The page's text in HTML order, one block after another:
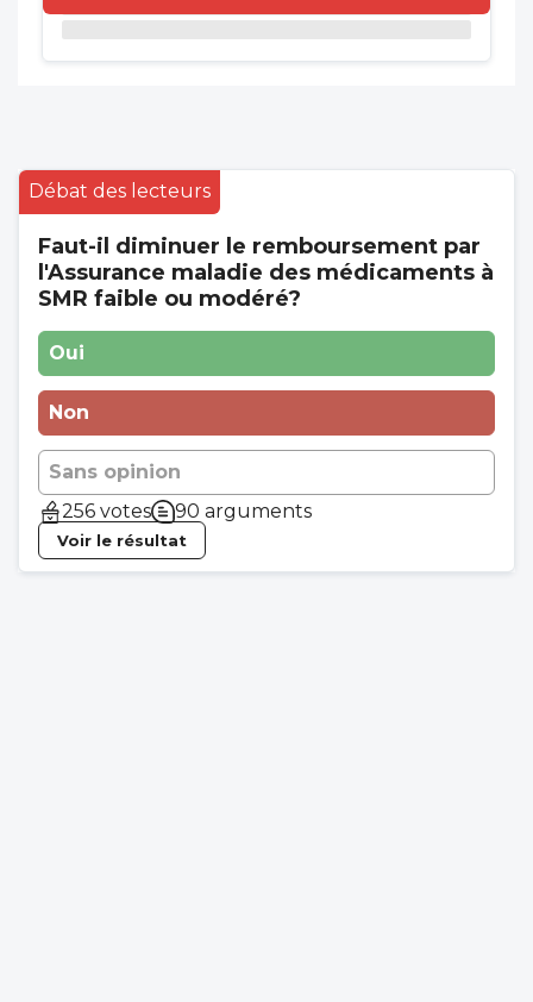
Débat des lecteurs
Faut-il diminuer le remboursement par
l'Assurance maladie des médicaments à
SMR faible ou modéré?
Oui
Non
Sans opinion
256 votes
90 arguments
Voir le résultat